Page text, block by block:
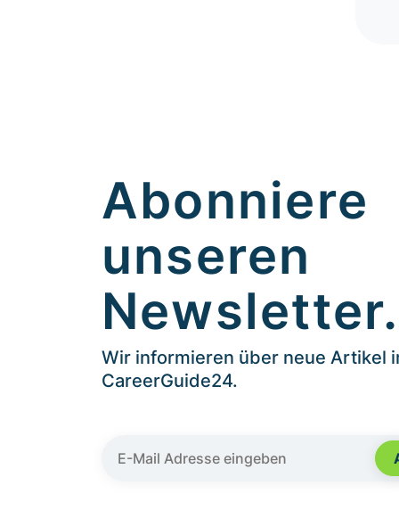
Abonniere
unseren
Newsletter.
Wir informieren über neue Artikel
CareerGuide24.